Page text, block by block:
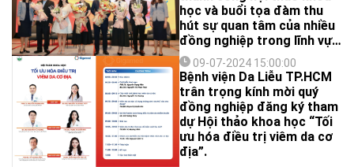
học và buổi tọa đàm thu
hút sự quan tâm của nhiều
đồng nghiệp trong lĩnh vực
da liễu, thẩm mỹ.
09-07-2024 15:00:00
Bệnh viện Da Liễu TP.HCM
trân trọng kính mời quý
đồng nghiệp đăng ký tham
dự Hội thảo khoa học “Tối
ưu hóa điều trị viêm da cơ
địa”.